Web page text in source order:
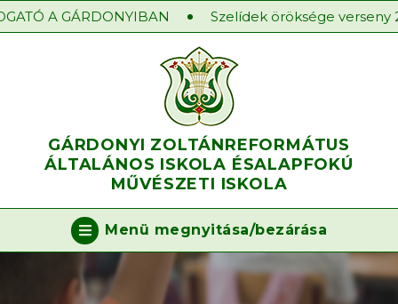
A GÁRDONYIBAN Szelídek öröksége verseny
GÁRDONYI ZOLTÁNREFORMÁTUS
ÁLTALÁNOS ISKOLA ÉSALAPFOKÚ
MŰVÉSZETI ISKOLA
Menü megnyitása/bezárása